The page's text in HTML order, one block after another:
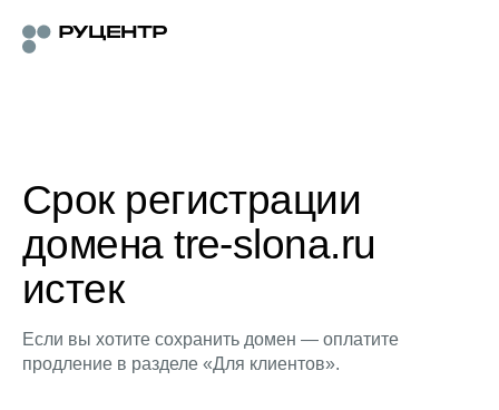
Срок регистрации
домена tre-slona.ru
истек
Если вы хотите сохранить домен — оплатите
продление в разделе «Для клиентов».